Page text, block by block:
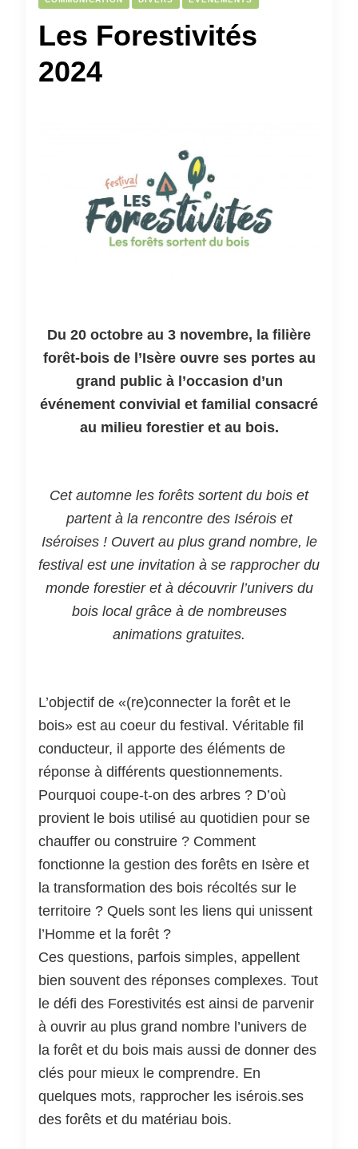
Les Forestivités
2024
Du 20 octobre au 3 novembre, la filière
forêt-bois de l’Isère ouvre ses portes au
grand public à l’occasion d’un
événement convivial et familial consacré
au milieu forestier et au bois.
Cet automne les forêts sortent du bois et
partent à la rencontre des Isérois et
Iséroises ! Ouvert au plus grand nombre, le
festival est une invitation à se rapprocher du
monde forestier et à découvrir l’univers du
bois local grâce à de nombreuses
animations gratuites.
L’objectif de «(re)connecter la forêt et le
bois» est au coeur du festival. Véritable fil
conducteur, il apporte des éléments de
réponse à différents questionnements.
Pourquoi coupe-t-on des arbres ? D’où
provient le bois utilisé au quotidien pour se
chauffer ou construire ? Comment
fonctionne la gestion des forêts en Isère et
la transformation des bois récoltés sur le
territoire ? Quels sont les liens qui unissent
l’Homme et la forêt ?
Ces questions, parfois simples, appellent
bien souvent des réponses complexes. Tout
le défi des Forestivités est ainsi de parvenir
à ouvrir au plus grand nombre l’univers de
la forêt et du bois mais aussi de donner des
clés pour mieux le comprendre. En
quelques mots, rapprocher les isérois.ses
des forêts et du matériau bois.